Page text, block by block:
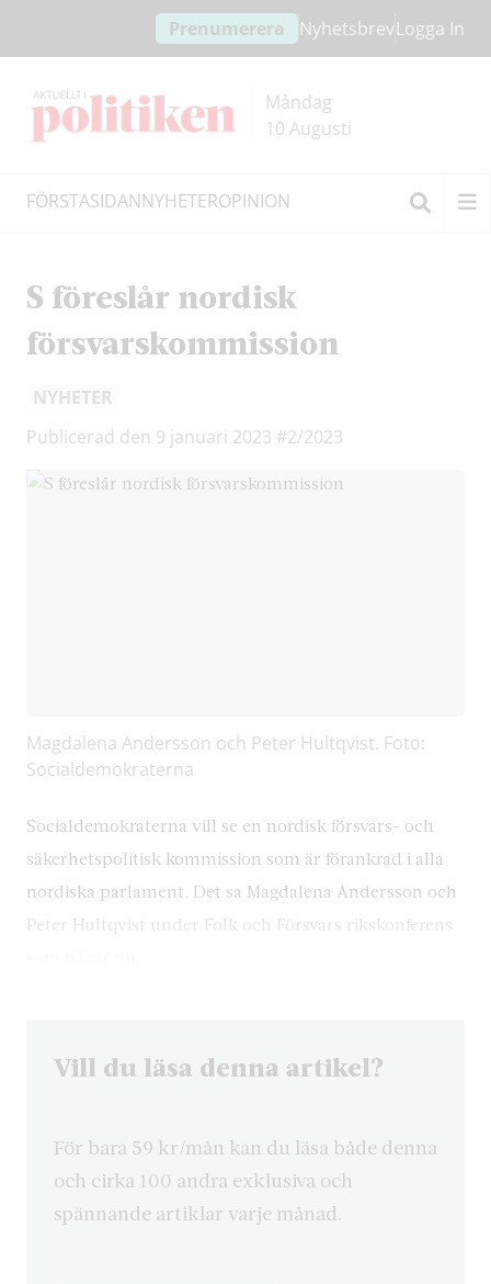
innehållet
headern
Prenumerera NyhetsbrevLogga In
Måndag
10 Augusti
FÖRSTASIDANNYHETEROPINION
S föreslår nordisk
försvarskommission
NYHETER
Publicerad den 9 januari 2023 #2/2023
Magdalena Andersson och Peter Hultqvist. Foto:
Socialdemokraterna
Socialdemokraterna vill se en nordisk försvars- och
säkerhetspolitisk kommission som är förankrad i alla
nordiska parlament. Det sa Magdalena Andersson och
Peter Hultqvist under Folk och Försvars rikskonferens
Vill du läsa denna artikel?
För bara 59 kr/mån kan du läsa både denna
och cirka 100 andra exklusiva och
spännande artiklar varje månad.